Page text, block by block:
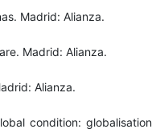
Madrid: Alianza.
Madrid: Alianza.
Alianza.
condition: globalisation